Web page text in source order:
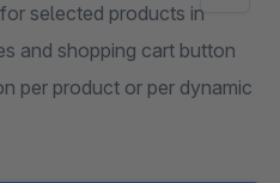
selected products in
and shopping cart button
per product or per dynamic